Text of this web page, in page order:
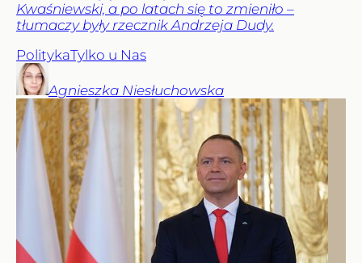
Kwaśniewski, a po latach się to zmieniło –
tłumaczy były rzecznik Andrzeja Dudy.
PolitykaTylko u Nas
Agnieszka Niesłuchowska